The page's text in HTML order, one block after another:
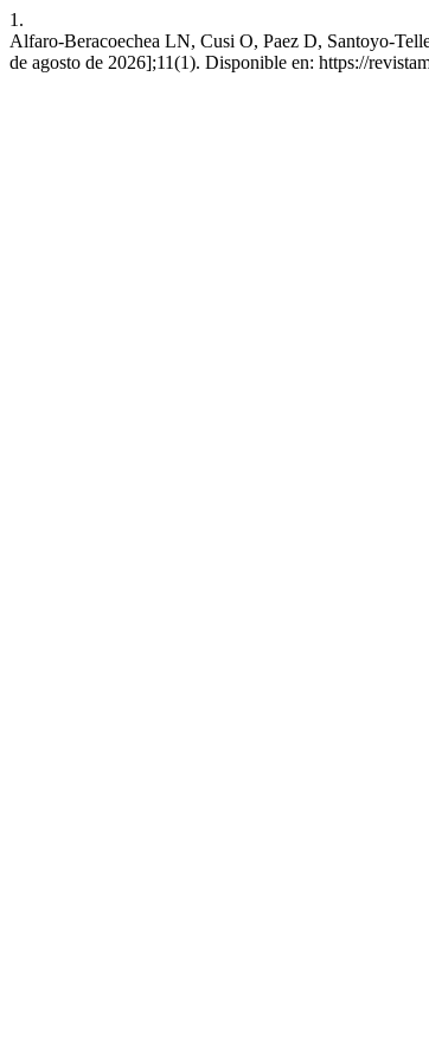
1.
Alfaro-Beracoechea LN, Cusi O, Paez D, Santoyo-
de agosto de 2026];11(1). Disponible en: https://